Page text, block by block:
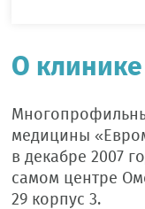
О клинике
медицины
в декабре 2007
самом центре
29 корпус 3.